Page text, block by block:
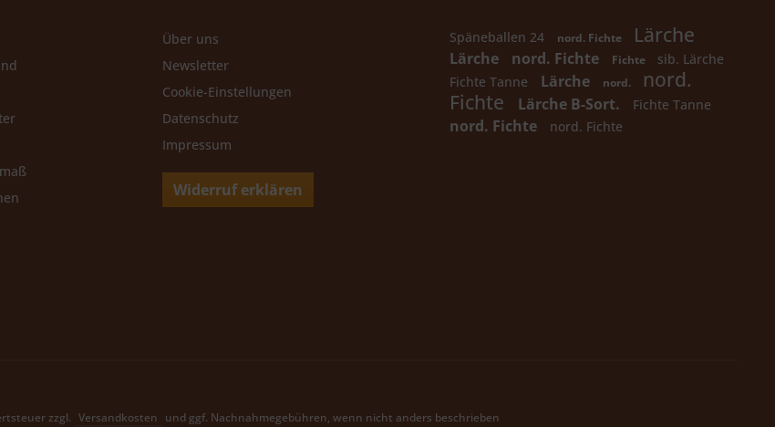
Über uns
Newsletter
Cookie-Einstellungen
Datenschutz
Impressum
Widerruf erklären
Späneballen 24 nord. Fichte Lärche
Lärche nord. Fichte Fichte
sib. Lärche
Fichte Tanne
Lärche nord.
nord.
Fichte
Lärche B-Sort. Fichte Tanne
nord. Fichte nord. Fichte
zzgl. Versandkosten und ggf. Nachnahmegebühren, wenn nicht anders beschrieben